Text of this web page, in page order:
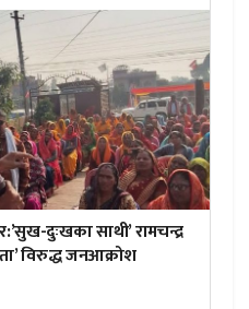
दुःखका साथी’ रामचन्द्र
विरुद्ध जनआक्रोश